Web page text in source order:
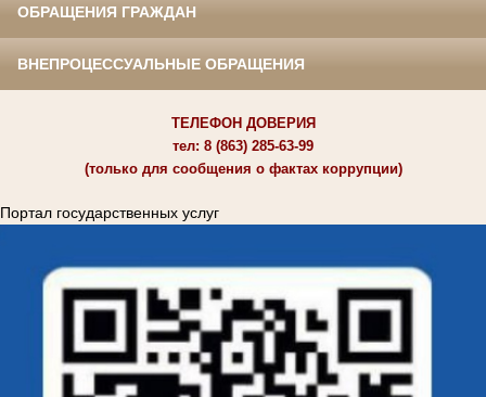
ОБРАЩЕНИЯ ГРАЖДАН
ВНЕПРОЦЕССУАЛЬНЫЕ ОБРАЩЕНИЯ
ТЕЛЕФОН ДОВЕРИЯ
тел: 8 (863) 285-63-99
(только для сообщения о фактах коррупции)
Портал государственных услуг